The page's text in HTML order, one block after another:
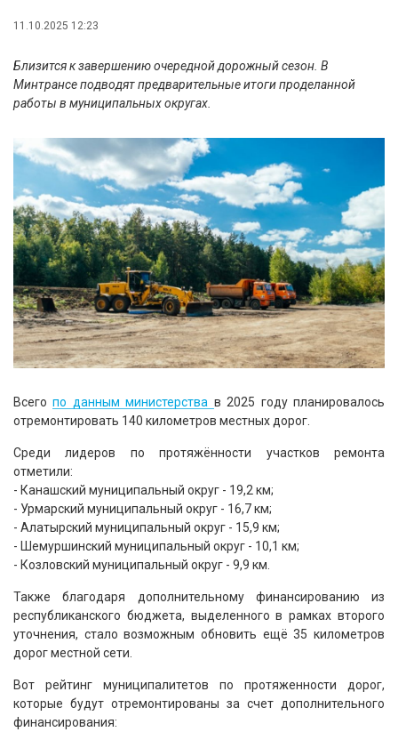
11.10.2025 12:23
Близится к завершению очередной дорожный сезон. В
Минтрансе подводят предварительные итоги проделанной
работы в муниципальных округах.
Всегопо данным министерства в 2025 году планировалось
отремонтировать 140 километров местных дорог.
Среди лидеров по протяжённости участков ремонта
отметили:
- Канашский муниципальный округ - 19,2 км;
- Урмарский муниципальный округ - 16,7 км;
- Алатырский муниципальный округ - 15,9 км;
- Шемуршинский муниципальный округ - 10,1 км;
- Козловский муниципальный округ - 9,9 км.
Также благодаря дополнительному финансированию из
республиканского бюджета, выделенного в рамках второго
уточнения, стало возможным обновить ещё 35 километров
дорог местной сети.
Вот рейтинг муниципалитетов по протяженности дорог,
которые будут отремонтированы за счет дополнительного
финансирования: